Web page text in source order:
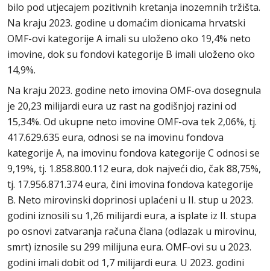
bilo pod utjecajem pozitivnih kretanja inozemnih tržišta.
Na kraju 2023. godine u domaćim dionicama hrvatski
OMF-ovi kategorije A imali su uloženo oko 19,4% neto
imovine, dok su fondovi kategorije B imali uloženo oko
14,9%.
Na kraju 2023. godine neto imovina OMF-ova dosegnula
je 20,23 milijardi eura uz rast na godišnjoj razini od
15,34%. Od ukupne neto imovine OMF-ova tek 2,06%, tj.
417.629.635 eura, odnosi se na imovinu fondova
kategorije A, na imovinu fondova kategorije C odnosi se
9,19%, tj. 1.858.800.112 eura, dok najveći dio, čak 88,75%,
tj. 17.956.871.374 eura, čini imovina fondova kategorije
B. Neto mirovinski doprinosi uplaćeni u II. stup u 2023.
godini iznosili su 1,26 milijardi eura, a isplate iz II. stupa
po osnovi zatvaranja računa člana (odlazak u mirovinu,
smrt) iznosile su 299 milijuna eura. OMF-ovi su u 2023.
godini imali dobit od 1,7 milijardi eura. U 2023. godini